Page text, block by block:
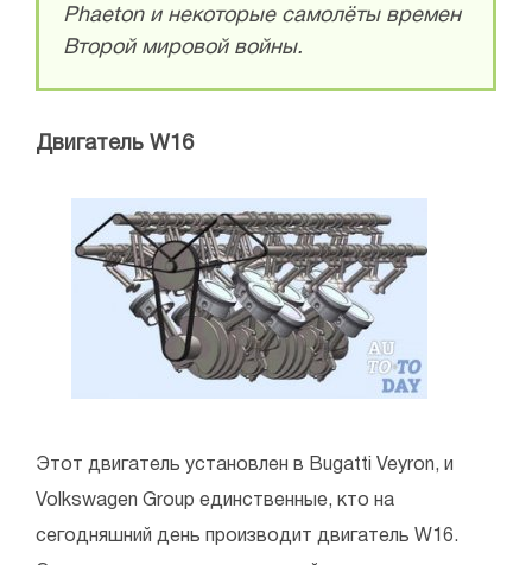
Phaeton и некоторые самолёты времен
Второй мировой войны.
Двигатель W16
Этот двигатель установлен в Bugatti Veyron, и
Volkswagen Group единственные, кто на
сегодняшний день производит двигатель W16.